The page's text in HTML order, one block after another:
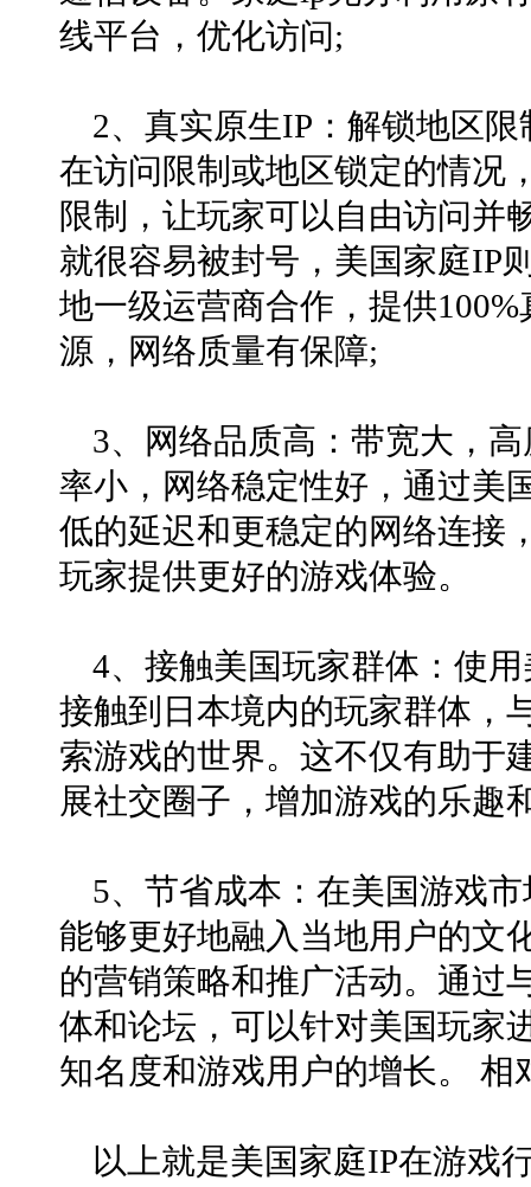
线平台，优化访问;
2、真实原生IP：解锁地区
在访问限制或地区锁定的情况
限制，让玩家可以自由访问并
就很容易被封号，美国家庭IP
地一级运营商合作，提供
源，网络质量有保障;
3、网络品质高：带宽大，
率小，网络稳定性好，通过美
低的延迟和更稳定的网络连接
玩家提供更好的游戏体验。
4、接触美国玩家群体：使
接触到日本境内的玩家群体，
索游戏的世界。这不仅有助于
展社交圈子，增加游戏的乐趣
5、节省成本：在美国游戏
能够更好地融入当地用户的文
的营销策略和推广活动。通过
体和论坛，可以针对美国玩家
知名度和游戏用户的增长。 相
以上就是美国家庭IP在游戏